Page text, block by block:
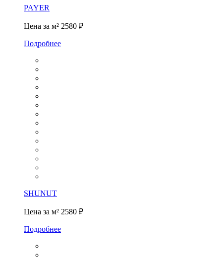
PAYER
Цена за м² 2580 ₽
Подробнее
SHUNUT
Цена за м² 2580 ₽
Подробнее